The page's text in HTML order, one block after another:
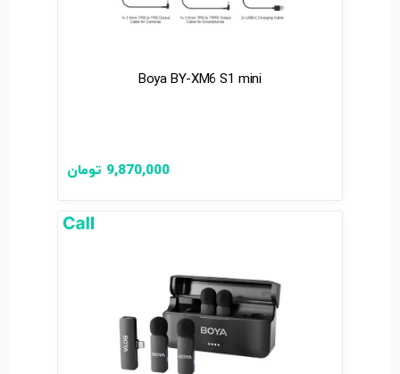
Boya BY-XM6 S1 mini
9,870,000 تومان